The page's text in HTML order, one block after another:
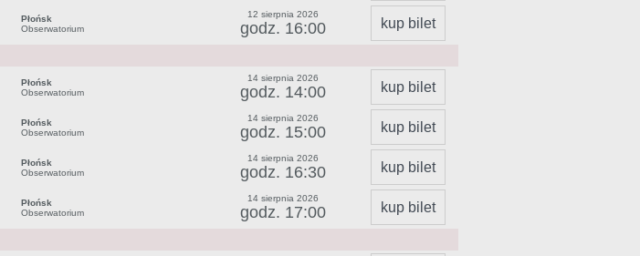
Płońsk
Obserwatorium
12 sierpnia 2026
godz. 16:00 kup bilet
Płońsk
Obserwatorium
14 sierpnia 2026
godz. 14:00 kup bilet
Płońsk
Obserwatorium
14 sierpnia 2026
godz. 15:00 kup bilet
Płońsk
Obserwatorium
14 sierpnia 2026
godz. 16:30 kup bilet
Płońsk
Obserwatorium
14 sierpnia 2026
godz. 17:00 kup bilet